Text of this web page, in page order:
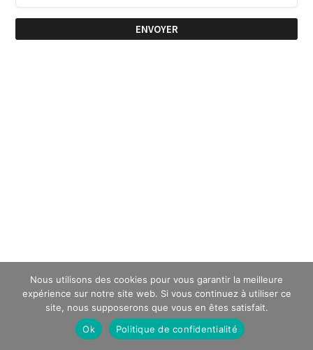
ENVOYER
Nous utilisons des cookies pour vous garantir la meilleure
expérience sur notre site web. Si vous continuez à utiliser ce
site, nous supposerons que vous en êtes satisfait.
Ok
Politique de confidentialité